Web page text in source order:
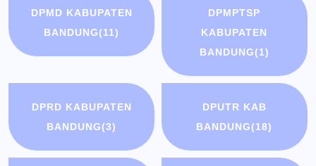
DPMD KABUPATEN
BANDUNG(11)
DPMPTSP
KABUPATEN
BANDUNG(1)
DPRD KABUPATEN
BANDUNG(3)
DPUTR KAB
BANDUNG(18)